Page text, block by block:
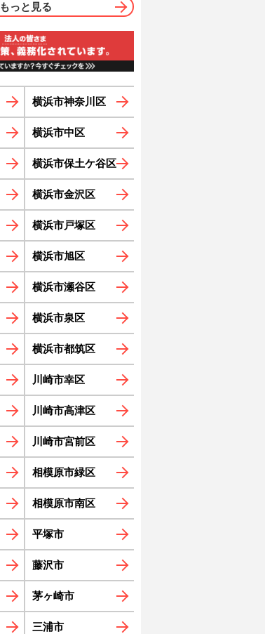
もっと見る
横浜市神奈川区
横浜市中区
横浜市保土ケ谷区
横浜市金沢区
横浜市戸塚区
横浜市旭区
横浜市瀬谷区
横浜市泉区
横浜市都筑区
川崎市幸区
川崎市高津区
川崎市宮前区
相模原市緑区
相模原市南区
平塚市
藤沢市
茅ヶ崎市
三浦市